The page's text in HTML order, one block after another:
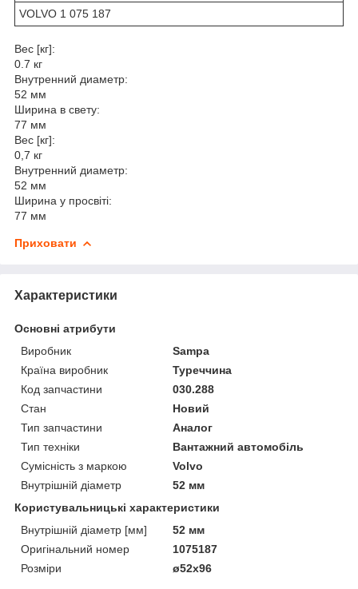
VOLVO 1 075 187
Вес [кг]:
0.7 кг
Внутренний диаметр:
52 мм
Ширина в свету:
77 мм
Вес [кг]:
0,7 кг
Внутренний диаметр:
52 мм
Ширина у просвіті:
77 мм
Приховати
Характеристики
Основні атрибути
Виробник
Sampa
Країна виробник
Туреччина
Код запчастини
030.288
Стан
Новий
Тип запчастини
Аналог
Тип техніки
Вантажний автомобіль
Сумісність з маркою
Volvo
Внутрішній діаметр
52 мм
Користувальницькі характеристики
Внутрішній діаметр [мм]
52 мм
Оригінальний номер
1075187
Розміри
ø52x96